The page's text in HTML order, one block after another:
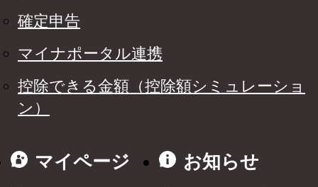
確定申告
マイナポータル連携
控除できる金額（控除額シミュレーショ
ン）
マイページ
お知らせ